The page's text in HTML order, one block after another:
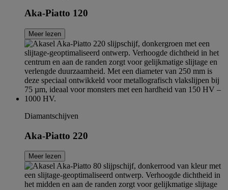
Aka-Piatto 120
Meer lezen
Diamantschijven
Aka-Piatto 220
Meer lezen